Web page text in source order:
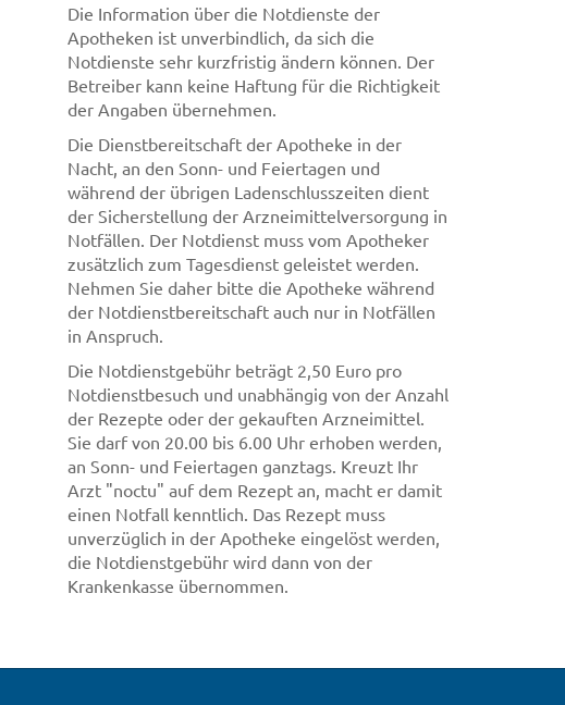
Die Information über die Notdienste der
Apotheken ist unverbindlich, da sich die
Notdienste sehr kurzfristig ändern können. Der
Betreiber kann keine Haftung für die Richtigkeit
der Angaben übernehmen.
Die Dienstbereitschaft der Apotheke in der
Nacht, an den Sonn- und Feiertagen und
während der übrigen Ladenschlusszeiten dient
der Sicherstellung der Arzneimittelversorgung in
Notfällen. Der Notdienst muss vom Apotheker
zusätzlich zum Tagesdienst geleistet werden.
Nehmen Sie daher bitte die Apotheke während
der Notdienstbereitschaft auch nur in Notfällen
in Anspruch.
Die Notdienstgebühr beträgt 2,50 Euro pro
Notdienstbesuch und unabhängig von der Anzahl
der Rezepte oder der gekauften Arzneimittel.
Sie darf von 20.00 bis 6.00 Uhr erhoben werden,
an Sonn- und Feiertagen ganztags. Kreuzt Ihr
Arzt "noctu" auf dem Rezept an, macht er damit
einen Notfall kenntlich. Das Rezept muss
unverzüglich in der Apotheke eingelöst werden,
die Notdienstgebühr wird dann von der
Krankenkasse übernommen.